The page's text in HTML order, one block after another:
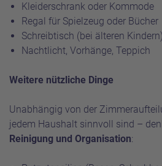
Kleiderschrank oder Kommode
Regal für Spielzeug oder Bücher
Schreibtisch (bei älteren Kindern)
Nachtlicht, Vorhänge, Teppich
Weitere nützliche Dinge
Unabhängig von der
jedem Haushalt sinnvoll sind –
Reinigung und Organisation: